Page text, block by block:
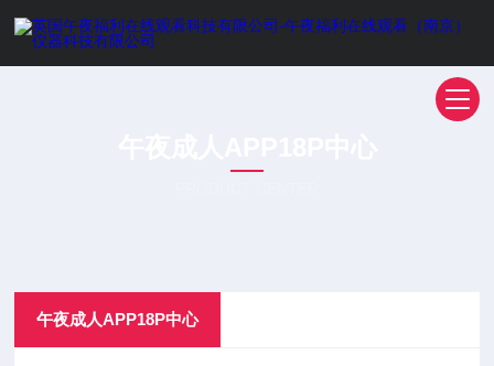
午夜成人APP18P中心